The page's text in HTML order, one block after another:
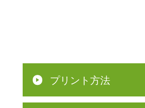
プリント方法